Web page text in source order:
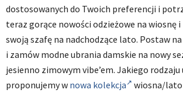
dostosowanych do Twoich preferencji i
teraz gorące nowości odzieżowe na wiosnę
swoją szafę na nadchodzące lato. Postaw
i zamów modne ubrania damskie na nowy
jesienno zimowym vibe’em. Jakiego rodzaju
proponujemy w nowa kolekcja
wiosna/lato